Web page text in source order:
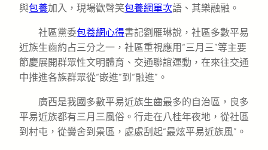
與包養加入，現場歡聲笑包養網單次語、其樂融融。
社區黨委包養網心得書記劉雁琳說，社區多數平易
近族生齒約占三分之一，社區重視應用“三月三”等主要
節慶展開群眾性文明體育、交通聯誼運動，在來往交通
中推進各族群眾從“嵌進”到“融進”。
廣西是我國多數平易近族生齒最多的自治區，良多
平易近族都有三月三風俗。行走在八桂年夜地，從社區
到村屯，從黌舍到景區，處處刮起“最炫平易近族風”。